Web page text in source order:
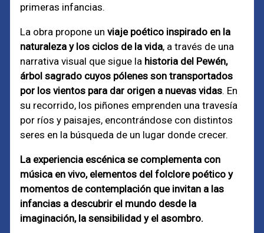
primeras infancias.
La obra propone unviaje poético inspirado en la
naturaleza y los ciclos de la vida, a través de una
narrativa visual que sigue la historia del Pewén,
árbol sagrado cuyos pólenes son transportados
por los vientos para dar origen a nuevas vidas. En
su recorrido, los piñones emprenden una travesía
por ríos y paisajes, encontrándose con distintos
seres en la búsqueda de un lugar donde crecer.
La experiencia escénica se complementa con
música en vivo, elementos del folclore poético y
momentos de contemplación que invitan a las
infancias a descubrir el mundo desde la
imaginación, la sensibilidad y el asombro.